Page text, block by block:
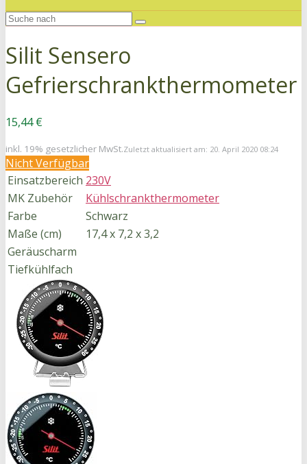
Silit Sensero
Gefrierschrankthermometer
15,44 €
inkl. 19% gesetzlicher MwSt.Zuletzt aktualisiert am: 20. April 2020 08:24
Nicht Verfügbar
Einsatzbereich 230V
MK Zubehör
Kühlschrankthermometer
Farbe
Schwarz
Maße (cm)
17,4 x 7,2 x 3,2
Geräuscharm
Tiefkühlfach